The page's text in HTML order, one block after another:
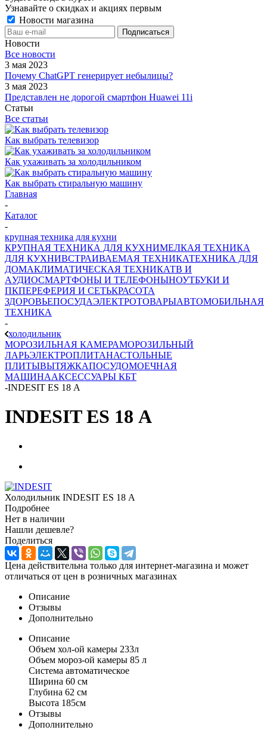
Узнавайте о скидках и акциях первым
Новости магазина
Новости
Все новости
3 мая 2023
Почему ChatGPT генерирует небылицы?
3 мая 2023
Представлен не дорогой смартфон Huawei 11i
Статьи
Все статьи
Как выбрать телевизор
Как ухаживать за холодильником
Как выбрать стиральную машину
Главная
-
Каталог
-
крупная техника для кухни
КРУПНАЯ ТЕХНИКА ДЛЯ КУХНИМЕЛКАЯ ТЕХНИКА
ДЛЯ КУХНИВСТРАИВАЕМАЯ ТЕХНИКАТЕХНИКА ДЛЯ
ДОМАКЛИМАТИЧЕСКАЯ ТЕХНИКАТВ И
AУДИОСМАРТФОНЫ И ТЕЛЕФОНЫНОУТБУКИ И
ПКПЕРЕФЕРИЯ И СЕТЬКРАСОТА
ЗДОРОВЬЕПОСУДАЭЛЕКТРОТОВАРЫАВТОМОБИЛЬНАЯ
ТЕХНИКА
-
холодильник
МОРОЗИЛЬНАЯ КАМЕРАМОРОЗИЛЬНЫЙ
ЛАРЬЭЛЕКТРОПЛИТАНАСТОЛЬНЫЕ
ПЛИТЫВЫТЯЖКАПОСУДОМОЕЧНАЯ
МАШИНААКСЕССУАРЫ КБТ
-INDESIT ES 18 А
INDESIT ES 18 А
Холодильник INDESIT ES 18 А
Подробнее
Нет в наличии
Нашли дешевле?
Поделиться
Цена действительна только для интернет-магазина и может
отличаться от цен в розничных магазинах
Описание
Отзывы
Дополнительно
Описание
Объем хол-ой камеры 233л
Объем мороз-ой камеры 85 л
Система автоматическое
Ширина 60 см
Глубина 62 см
Высота 185см
Отзывы
Дополнительно